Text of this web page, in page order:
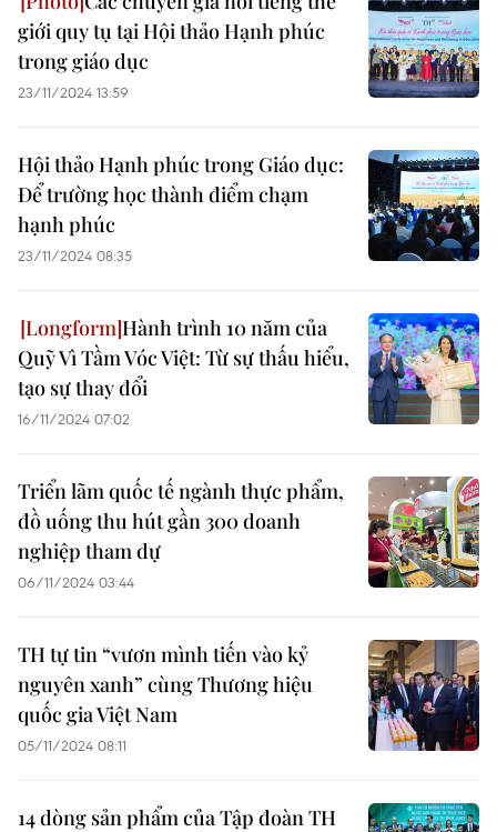
giới quy tụ tại Hội thảo Hạnh phúc
trong giáo dục
23/11/2024 13:59
Hội thảo Hạnh phúc trong Giáo dục:
Để trường học thành điểm chạm
hạnh phúc
23/11/2024 08:35
Hành trình 10 năm của
Quỹ Vì Tầm Vóc Việt: Từ sự thấu hiểu,
tạo sự thay đổi
16/11/2024 07:02
Triển lãm quốc tế ngành thực phẩm,
đồ uống thu hút gần 300 doanh
nghiệp tham dự
06/11/2024 03:44
TH tự tin “vươn mình tiến vào kỷ
nguyên xanh” cùng Thương hiệu
quốc gia Việt Nam
05/11/2024 08:11
14 dòng sản phẩm của Tập đoàn TH